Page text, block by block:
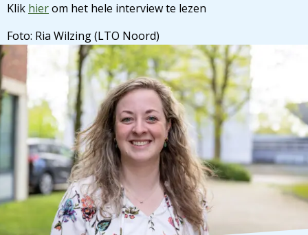
Klik hierom het hele interview te lezen
Foto: Ria Wilzing (LTO Noord)